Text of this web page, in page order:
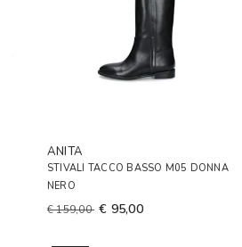
ANITA
STIVALI TACCO BASSO M05 DONNA
NERO
€ 159,00 € 95,00